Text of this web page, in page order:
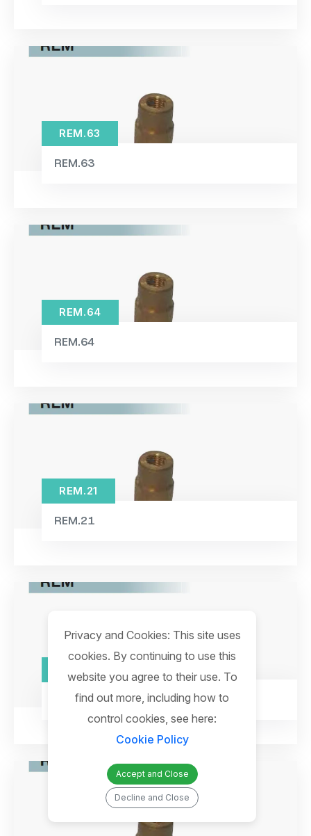
REM.63
REM.63
REM.64
REM.64
REM.21
REM.21
REM.71
REM.71
Privacy and Cookies: This site uses
cookies. By continuing to use this
website you agree to their use. To
find out more, including how to
control cookies, see here:
Cookie Policy
Accept and Close
Decline and Close